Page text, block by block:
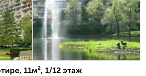
11м², 1/12 этаж